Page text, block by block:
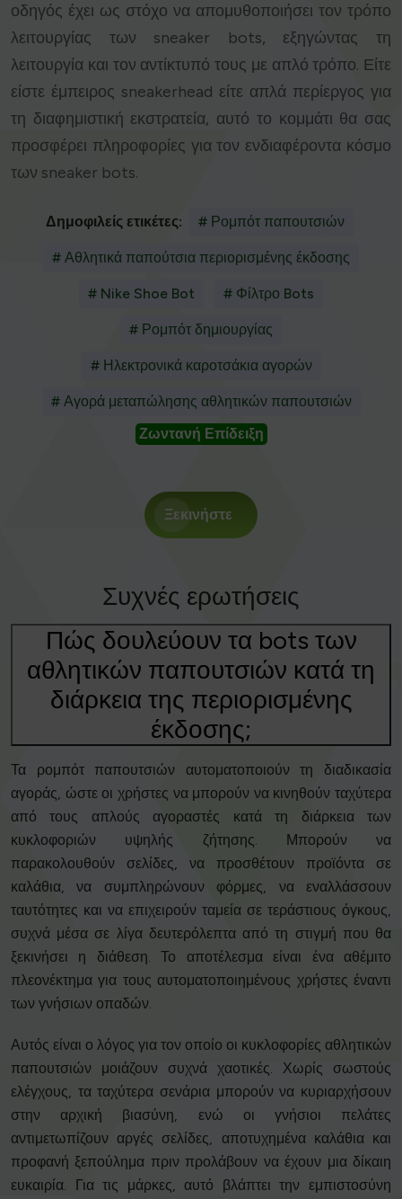
οδηγός έχει ως στόχο να απομυθοποιήσει τον τρόπο
λειτουργίας των sneaker bots, εξηγώντας τη
λειτουργία και τον αντίκτυπό τους με απλό τρόπο. Είτε
είστε έμπειρος sneakerhead είτε απλά περίεργος για
τη διαφημιστική εκστρατεία, αυτό το κομμάτι θα σας
προσφέρει πληροφορίες για τον ενδιαφέροντα κόσμο
των sneaker bots.
Δημοφιλείς ετικέτες: # Ρομπότ παπουτσιών
# Αθλητικά παπούτσια περιορισμένης έκδοσης
# Nike Shoe Bot # Φίλτρο Bots
# Ρομπότ δημιουργίας
# Ηλεκτρονικά καροτσάκια αγορών
# Αγορά μεταπώλησης αθλητικών παπουτσιών
Ζωντανή Επίδειξη
Ξεκινήστε
Συχνές ερωτήσεις
Πώς δουλεύουν τα bots των
αθλητικών παπουτσιών κατά τη
διάρκεια της περιορισμένης
έκδοσης;
Τα ρομπότ παπουτσιών αυτοματοποιούν τη διαδικασία
αγοράς, ώστε οι χρήστες να μπορούν να κινηθούν ταχύτερα
από τους απλούς αγοραστές κατά τη διάρκεια των
κυκλοφοριών υψηλής ζήτησης. Μπορούν να
παρακολουθούν σελίδες, να προσθέτουν προϊόντα σε
καλάθια, να συμπληρώνουν φόρμες, να εναλλάσσουν
ταυτότητες και να επιχειρούν ταμεία σε τεράστιους όγκους,
συχνά μέσα σε λίγα δευτερόλεπτα από τη στιγμή που θα
ξεκινήσει η διάθεση. Το αποτέλεσμα είναι ένα αθέμιτο
πλεονέκτημα για τους αυτοματοποιημένους χρήστες έναντι
των γνήσιων οπαδών.
Αυτός είναι ο λόγος για τον οποίο οι κυκλοφορίες αθλητικών
παπουτσιών μοιάζουν συχνά χαοτικές. Χωρίς σωστούς
ελέγχους, τα ταχύτερα σενάρια μπορούν να κυριαρχήσουν
στην αρχική βιασύνη, ενώ οι γνήσιοι πελάτες
αντιμετωπίζουν αργές σελίδες, αποτυχημένα καλάθια και
προφανή ξεπούλημα πριν προλάβουν να έχουν μια δίκαιη
ευκαιρία. Για τις μάρκες, αυτό βλάπτει την εμπιστοσύνη